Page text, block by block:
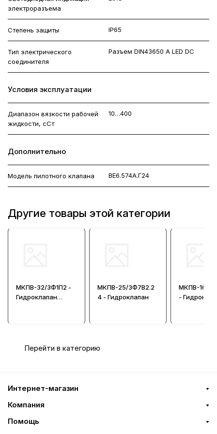
электроразъема
Степень защиты IP65
Тип электрического
соединителя
Разъем DIN43650 A LED DC
Условия эксплуатации
Диапазон вязкости рабочей
жидкости, сСт
10…400
Дополнительно
Модель пилотного клапана ВЕ6.574А.Г24
Другие товары этой категории
МКПВ-32/3Ф1П2 -
Гидроклапан
МКПВ-25/3Ф7В2.2
4 - Гидроклапан
МКПВ-16/
-
Перейти в категорию
Интернет-магазин
Компания
Помощь